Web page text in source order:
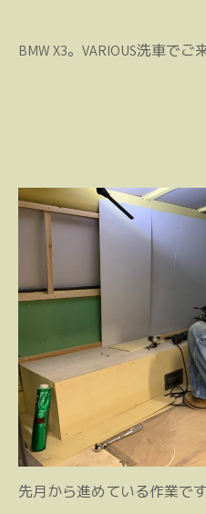
BMW X3。VARIOUS洗車でご
先月から進めている作業です